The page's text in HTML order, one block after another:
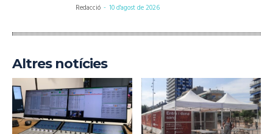
Redacció - 10 d'agost de 2026
Altres notícies